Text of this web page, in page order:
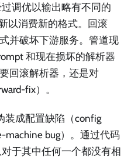
调优以输出略有不同的
以消费新的格式。回滚
并破坏下游服务。管道现
和现在损坏的解析器
回滚解析器，还是对
fix）。
装成配置缺陷（config
machine bug）。通过代码
于其中任何一个都没有相